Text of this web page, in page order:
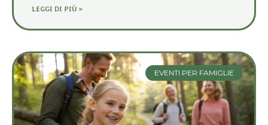
LEGGI DI PIÙ »
EVENTI PER FAMIGLIE